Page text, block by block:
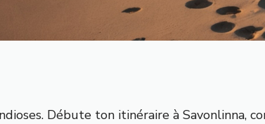
Débute ton itinéraire à Savonlinna,